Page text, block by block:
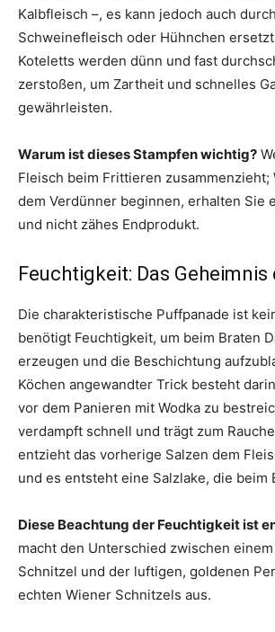
Kalbfleisch –, es kann jedoch auch durch
Schweinefleisch oder Hühnchen
Koteletts werden dünn und fast
zerstoßen, um Zartheit und schnelles
gewährleisten.
Warum ist dieses Stampfen wichtig?
Fleisch beim Frittieren zusammenzieht;
dem Verdünner beginnen, erhalten Sie
und nicht zähes Endprodukt.
Feuchtigkeit: Das
Die charakteristische Puffpanade ist
benötigt Feuchtigkeit, um beim Braten
erzeugen und die Beschichtung
Köchen angewandter Trick besteht
vor dem Panieren mit Wodka zu
verdampft schnell und trägt zum
entzieht das vorherige Salzen dem
und es entsteht eine Salzlake, die beim
Diese Beachtung der Feuchtigkeit ist
macht den Unterschied zwischen
Schnitzel und der luftigen, goldenen
echten Wiener Schnitzels aus.